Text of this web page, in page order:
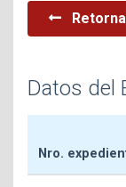
Datos del
Nro.